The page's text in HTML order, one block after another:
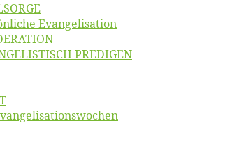
Evangelisation
PREDIGEN